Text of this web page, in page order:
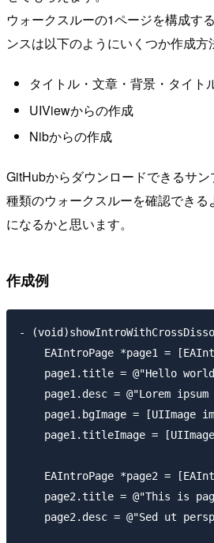
ウォークスルーの1ページを構成す
ンスは以下のようにいくつか作成方
タイトル・文章・背景・タイト
UIViewからの作成
Nibからの作成
GitHubからダウンロードできるサ
種類のウォークスルーを確認でき
になるかと思います。
作成例
-
EAIntroPage *page1 =
page1.title = @"Hello
page1.desc = @"Lorem
page1.bgImage = [UIImage
page1.titleImage =
EAIntroPage *page2 =
page2.title = @"This is
page2.desc = @"Sed ut